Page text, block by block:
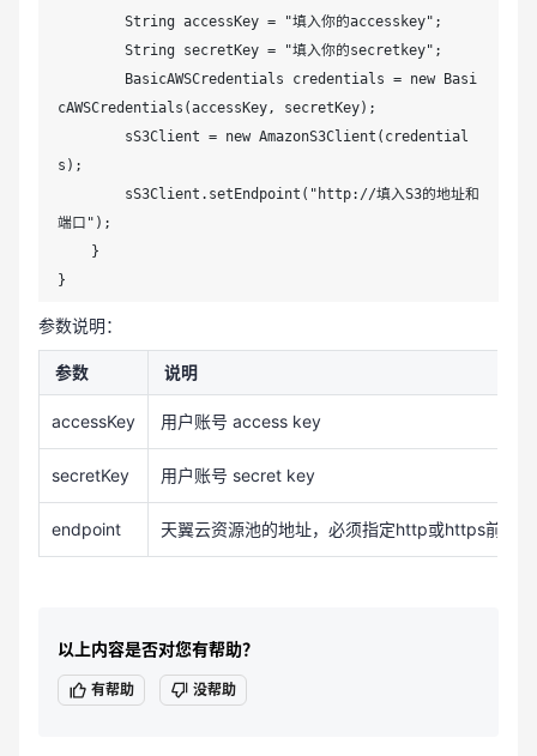
cAWSCredentials(accessKey, secretKey);
s);
端口");
}
参数说明：
参数 说明
accessKey 用户账号 access key
secretKey 用户账号 secret key
endpoint 天翼云资源池的地址，必须指定http或https前缀
以上内容是否对您有帮助？
有帮助 没帮助